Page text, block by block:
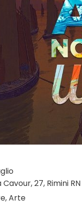
27, Rimini RN
Arte